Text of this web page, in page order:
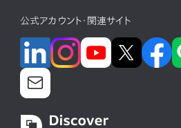
公式アカウント・関連サイト